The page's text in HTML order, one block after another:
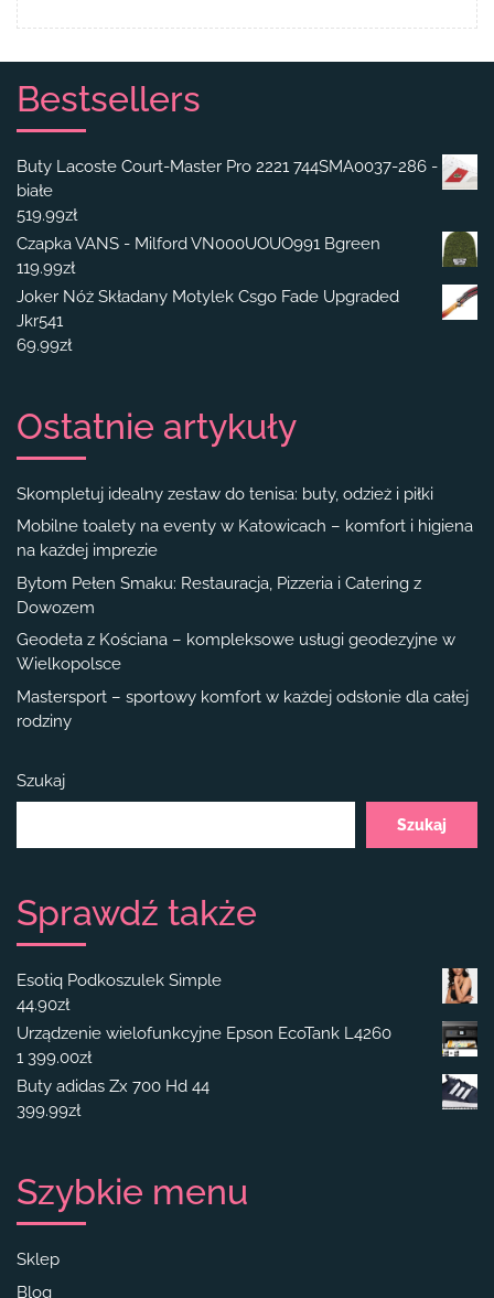
Bestsellers
Buty Lacoste Court-Master Pro 2221 744SMA0037-286 -
białe
519.99zł
Czapka VANS - Milford VN000UOUO991 Bgreen
119.99zł
Joker Nóż Składany Motylek Csgo Fade Upgraded
Jkr541
69.99zł
Ostatnie artykuły
Skompletuj idealny zestaw do tenisa: buty, odzież i piłki
Mobilne toalety na eventy w Katowicach – komfort i higiena
na każdej imprezie
Bytom Pełen Smaku: Restauracja, Pizzeria i Catering z
Dowozem
Geodeta z Kościana – kompleksowe usługi geodezyjne w
Wielkopolsce
Mastersport – sportowy komfort w każdej odsłonie dla całej
rodziny
Szukaj
Szukaj
Sprawdź także
Esotiq Podkoszulek Simple
44.90zł
Urządzenie wielofunkcyjne Epson EcoTank L4260
1 399.00zł
Buty adidas Zx 700 Hd 44
399.99zł
Szybkie menu
Sklep
Blog